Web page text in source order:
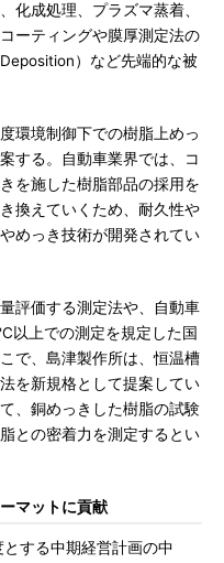
化成処理、プラズマ蒸着、
ーティングや膜厚測定法の
）など先端的な被
環境制御下での樹脂上めっ
する。自動車業界では、コ
を施した樹脂部品の採用を
換えていくため、耐久性や
めっき技術が開発されてい
評価する測定法や、自動車
以上での測定を規定した国
で、島津製作所は、恒温槽
を新規格として提案してい
、銅めっきした樹脂の試験
との密着力を測定するとい
マットに貢献
する中期経営計画の中